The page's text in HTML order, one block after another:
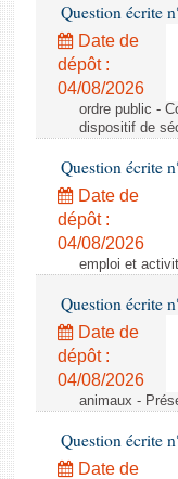
Question écrite
Date de
dépôt :
04/08/2026
ordre public -
dispositif de
Question écrite
Date de
dépôt :
04/08/2026
emploi et
Question écrite
Date de
dépôt :
04/08/2026
animaux -
Question écrite
Date de